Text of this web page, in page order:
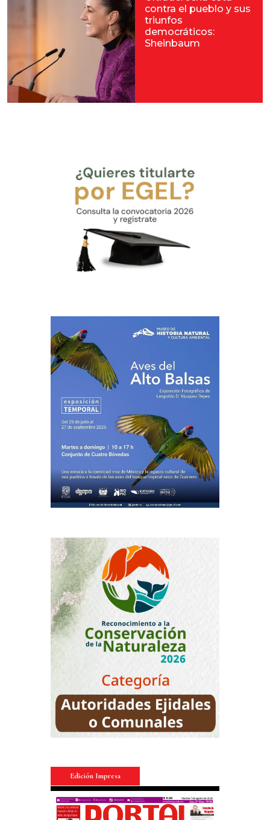
contra el pueblo y sus
triunfos
democráticos:
Sheinbaum
Edición Impresa